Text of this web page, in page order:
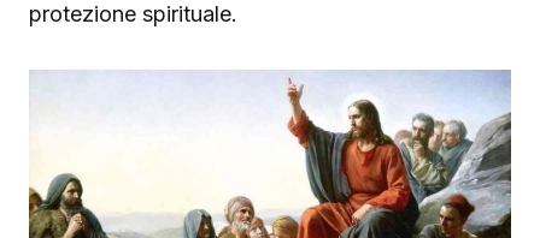
protezione spirituale.